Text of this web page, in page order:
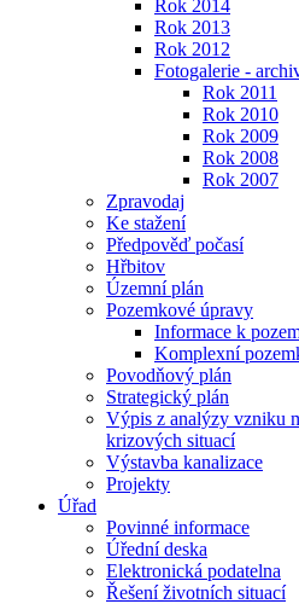
Rok 2014
Rok 2013
Rok 2012
Fotogalerie -
Rok 2011
Rok 2010
Rok 2009
Rok 2008
Rok 2007
Zpravodaj
Ke stažení
Předpověď počasí
Hřbitov
Územní plán
Pozemkové úpravy
Informace k
Komplexní
Povodňový plán
Strategický plán
Výpis z analýzy vzniku
krizových situací
Výstavba kanalizace
Projekty
Úřad
Povinné informace
Úřední deska
Elektronická podatelna
Řešení životních situací